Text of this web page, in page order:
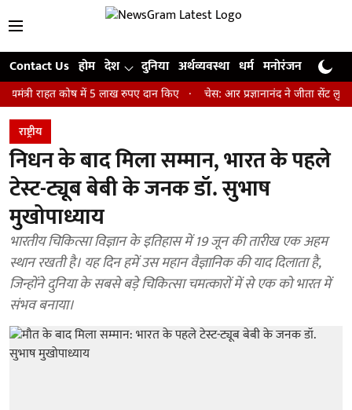
Contact Us होम देश दुनिया अर्थव्यवस्था धर्म मनोरंजन खेल
कोष में 5 लाख रुपए दान किए चेस: आर प्रज्ञानानंद ने जीता सेंट लुइस रैपिड
राष्ट्रीय
निधन के बाद मिला सम्मान, भारत के पहले
टेस्ट-ट्यूब बेबी के जनक डॉ. सुभाष
मुखोपाध्याय
भारतीय चिकित्सा विज्ञान के इतिहास में 19 जून की तारीख एक अहम
स्थान रखती है। यह दिन हमें उस महान वैज्ञानिक की याद दिलाता है,
जिन्होंने दुनिया के सबसे बड़े चिकित्सा चमत्कारों में से एक को भारत में
संभव बनाया।